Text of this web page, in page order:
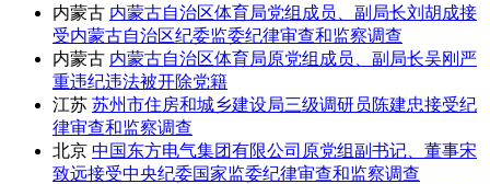
内蒙古 内蒙古自治区体育局党组成员、副局长刘胡成接
受内蒙古自治区纪委监委纪律审查和监察调查
内蒙古 内蒙古自治区体育局原党组成员、副局长吴刚严
重违纪违法被开除党籍
江苏 苏州市住房和城乡建设局三级调研员陈建忠接受纪
律审查和监察调查
北京 中国东方电气集团有限公司原党组副书记、董事宋
致远接受中央纪委国家监委纪律审查和监察调查